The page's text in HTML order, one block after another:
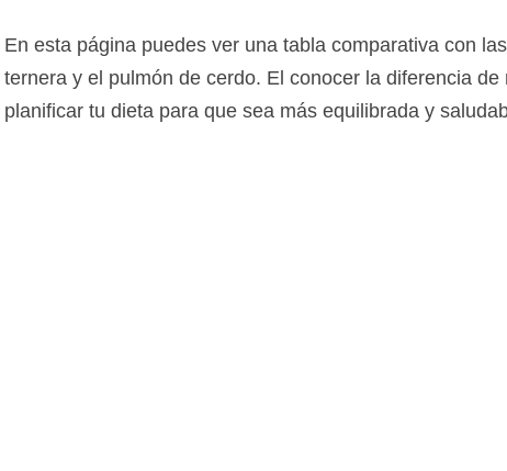
En esta página puedes ver una tabla comparativa con
ternera y el pulmón de cerdo. El conocer la diferencia
planificar tu dieta para que sea más equilibrada y